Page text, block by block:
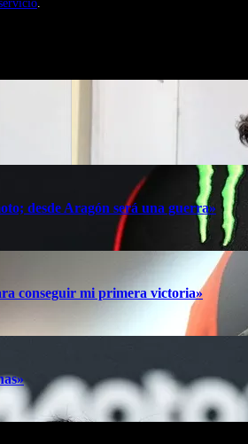
.
desde Aragón será una guerra»
conseguir mi primera victoria»